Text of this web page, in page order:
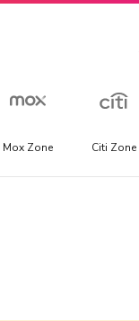
Mox Zone Citi Zone